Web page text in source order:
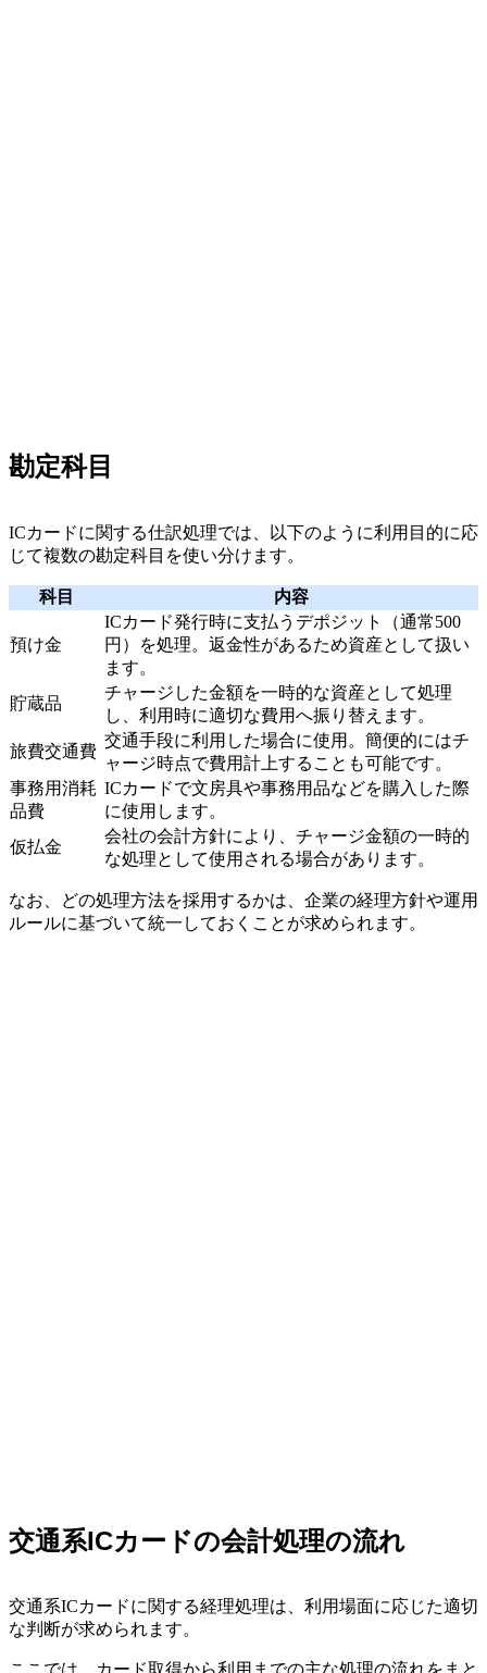
勘定科目
ICカードに関する仕訳処理では、以下のように利用目的に応
じて複数の勘定科目を使い分けます。
科目 内容
預け金
ICカード発行時に支払うデポジット（通常500
円）を処理。返金性があるため資産として扱い
ます。
貯蔵品
チャージした金額を一時的な資産として処理
し、利用時に適切な費用へ振り替えます。
旅費交通費
交通手段に利用した場合に使用。簡便的にはチ
ャージ時点で費用計上することも可能です。
事務用消耗
品費
ICカードで文房具や事務用品などを購入した際
に使用します。
仮払金
会社の会計方針により、チャージ金額の一時的
な処理として使用される場合があります。
なお、どの処理方法を採用するかは、企業の経理方針や運用
ルールに基づいて統一しておくことが求められます。
交通系ICカードの会計処理の流れ
交通系ICカードに関する経理処理は、利用場面に応じた適切
な判断が求められます。